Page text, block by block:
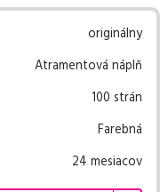
originálny
Atramentová náplň
100 strán
Farebná
24 mesiacov